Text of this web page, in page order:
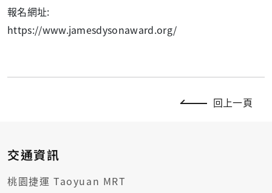
報名網址:
https://www.jamesdysonaward.org/
回上一頁
交通資訊
桃園捷運 Taoyuan MRT